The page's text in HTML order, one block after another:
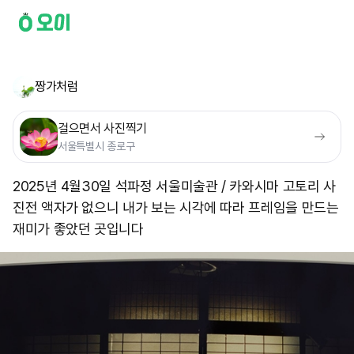
짱가처럼
걸으면서 사진찍기
서울특별시 종로구
2025년 4월30일 석파정 서울미술관 / 카와시마 고토리 사
진전 액자가 없으니 내가 보는 시각에 따라 프레임을 만드는
재미가 좋았던 곳입니다